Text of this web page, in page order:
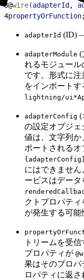
3@wire(adapterId ,
4propertyOrFunction;
adapterId (ID)
adapterModule (
れるモジュール
です。形式に注
をインポートす
lightning/
adapterConfig (
の設定オブジェ
値は、文字列か
ポートされるオ
にはできませ
ービスはデータ
クトプロパテ
が発生する可能
トリームを受
プロパティが
果はそのプロパ
ロパティに返